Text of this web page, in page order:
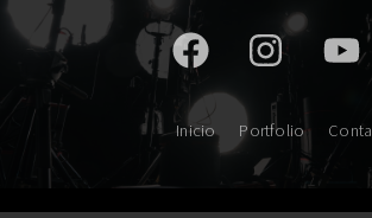
Inicio Portfolio